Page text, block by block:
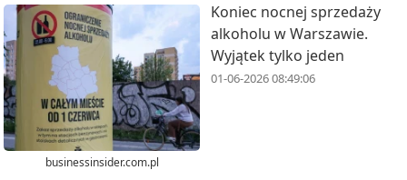
businessinsider.com.pl
Koniec nocnej sprzedaży
alkoholu w Warszawie.
Wyjątek tylko jeden
01-06-2026 08:49:06